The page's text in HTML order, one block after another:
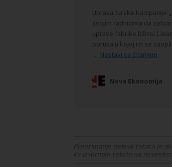
Preuzimanje delova teksta je
ka izvornom tekstu na